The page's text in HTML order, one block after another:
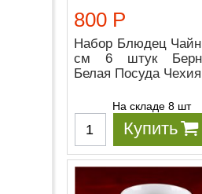
800 Р
Набор Блюдец
см 6 штук
Белая Посуда Чехия
На складе 8 шт
Купить